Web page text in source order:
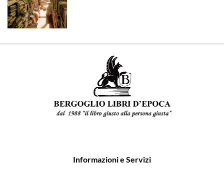
Informazioni e Servizi